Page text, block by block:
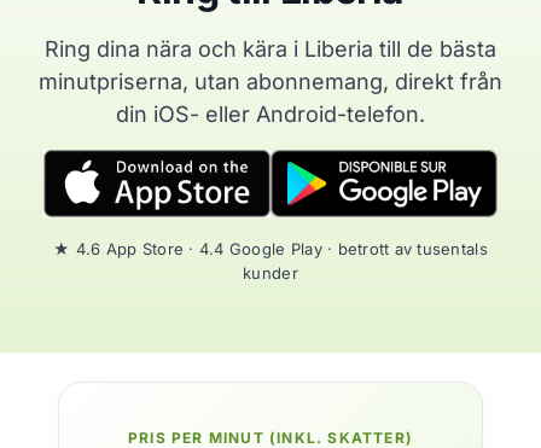
Ring dina nära och kära i Liberia till de bästa
minutpriserna, utan abonnemang, direkt från
din iOS- eller Android-telefon.
★ 4.6 App Store · 4.4 Google Play · betrott av tusentals
kunder
PRIS PER MINUT (INKL. SKATTER)